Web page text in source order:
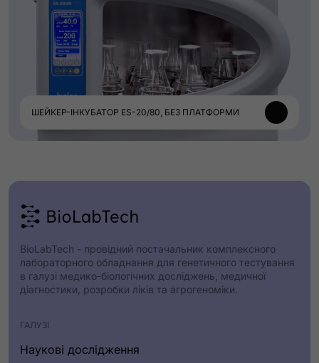
ШЕЙКЕР-ІНКУБАТОР ES-20/80, БЕЗ ПЛАТФОРМИ
BioLabTech - провідний постачальник комплексного
лабораторного обладнання для генетичного тестування
в галузі медико-біологічних досліджень, медичної
діагностики, розробки ліків та агрогеноміки.
ГАЛУЗІ
Наукові дослідження